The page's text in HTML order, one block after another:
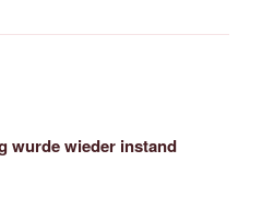
wurde wieder instand